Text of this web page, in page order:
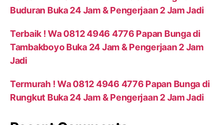
Buduran Buka 24 Jam & Pengerjaan 2 Jam Jadi
Terbaik ! Wa 0812 4946 4776 Papan Bunga di
Tambakboyo Buka 24 Jam & Pengerjaan 2 Jam
Jadi
Termurah ! Wa 0812 4946 4776 Papan Bunga di
Rungkut Buka 24 Jam & Pengerjaan 2 Jam Jadi